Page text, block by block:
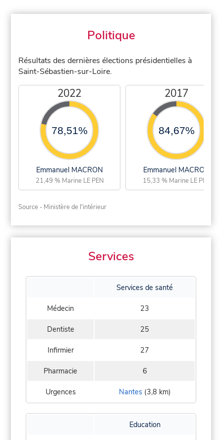
Politique
Résultats des dernières élections présidentielles à
Saint-Sébastien-sur-Loire.
2022
78,51%
Emmanuel MACRON
21,49 % Marine LE PEN
2017
84,67%
Emmanuel MACRON
15,33 % Marine LE PEN
Source - Ministère de l'intérieur
Services
Services de santé
Médecin 23
Dentiste 25
Infirmier 27
Pharmacie 6
Urgences Nantes(3,8 km)
Education